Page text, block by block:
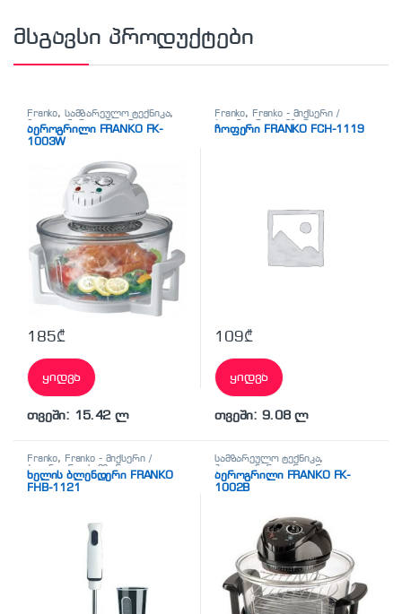
მსგავსი პროდუქტები
Franko, სამზარეულო ტექნიკა,
ჰალოგენური აეროგრილი
აეროგრილი FRANKO FK-
1003W
185₾
ყიდვა
თვეში: 15.42 ლ
Franko, Franko - მიქსერი /
ბლენდერი,სამზარეულო
ტექნიკა
ჩოფერი FRANKO FCH-1119
109₾
ყიდვა
თვეში: 9.08 ლ
Franko, Franko - მიქსერი /
ბლენდერი
სამზარეულო
ტექნიკა
ხელის ბლენდერი FRANKO
FHB-1121
სამზარეულო ტექნიკა,
ჰალოგენური აეროგრილი
აეროგრილი FRANKO FK-
1002B